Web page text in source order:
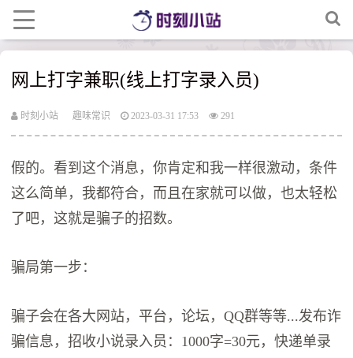
网上打字兼职(线上打字录入员)
时刻小站 趣味常识 2023-03-31 17:53 291
假的。看到这个消息，你肯定和我一样很激动，条件
这么简单，我都符合，而且在家就可以做，也太轻松
了吧，这就是骗子的招数。
骗局第一步：
骗子会在各大网站，平台，论坛，QQ群等等...发布诈
骗信息，招收小说录入员：1000字=30元，快递单录